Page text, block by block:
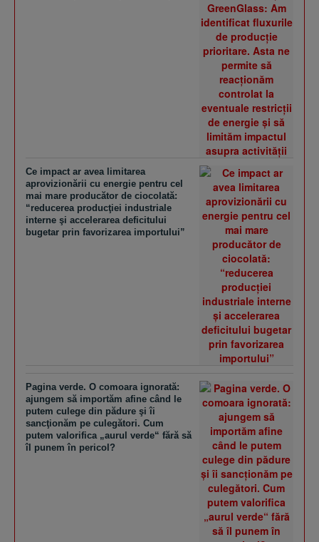
Ce impact ar avea limitarea
aprovizionării cu energie pentru cel
mai mare producător de ciocolată:
“reducerea producţiei industriale
interne şi accelerarea deficitului
bugetar prin favorizarea importului”
Pagina verde. O comoara ignorată:
ajungem să importăm afine când le
putem culege din pădure şi îi
sancţionăm pe culegători. Cum
putem valorifica „aurul verde“ fără să
îl punem în pericol?